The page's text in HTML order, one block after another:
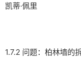
凯蒂·佩里
1.7.2 问题：柏林墙的